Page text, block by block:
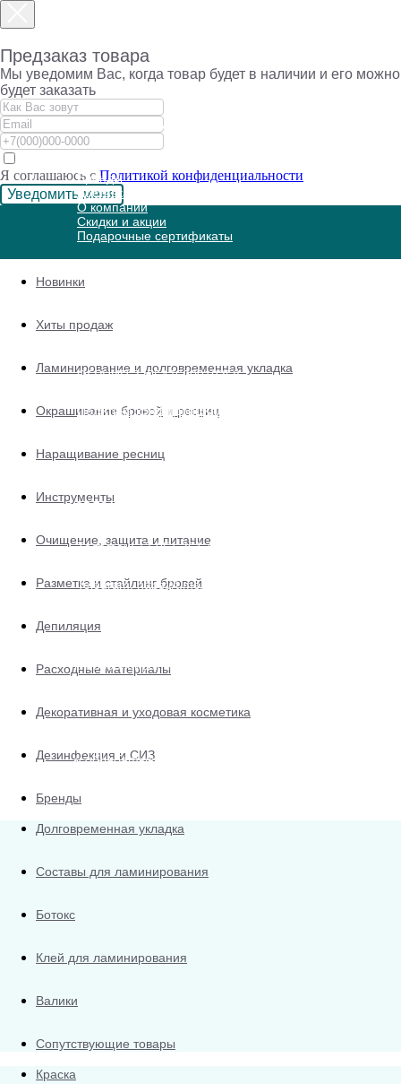
Предзаказ товара
Мы уведомим Вас, когда товар будет в наличии и его можно
будет заказать
Я соглашаюсь с Политикой конфиденциальности
Уведомить меня
Мастерам
Доставка и оплата
Новинки
Хиты продаж
Ламинирование и долговременная укладка
Окрашивание бровей и ресниц
Наращивание ресниц
Инструменты
Очищение, защита и питание
Разметка и стайлинг бровей
Депиляция
Расходные материалы
Декоративная и уходовая косметика
Дезинфекция и СИЗ
Бренды
Долговременная укладка
Составы для ламинирования
Ботокс
Клей для ламинирования
Валики
Сопутствующие товары
Краска
ПОКУПАТЕЛЯМ
Бренды
Доставка и оплата
О компании
Скидки и акции
Подарочные сертификаты
ОГРНИП 320547600019358
Политика конфиденциальности
СВЯЗАТЬСЯ С НАМИ
Телефон:+7 951 361 44 55
Telegram:https://t.me/BLSCosmetics
г. Новосибирск, пр-кт Дзержинского 1/3, 2 этаж, офис
и обрабатываются в рабочее время